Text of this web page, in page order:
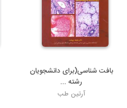
بافت شناسی(برای دانشجویان
رشته ...
آرتین طب